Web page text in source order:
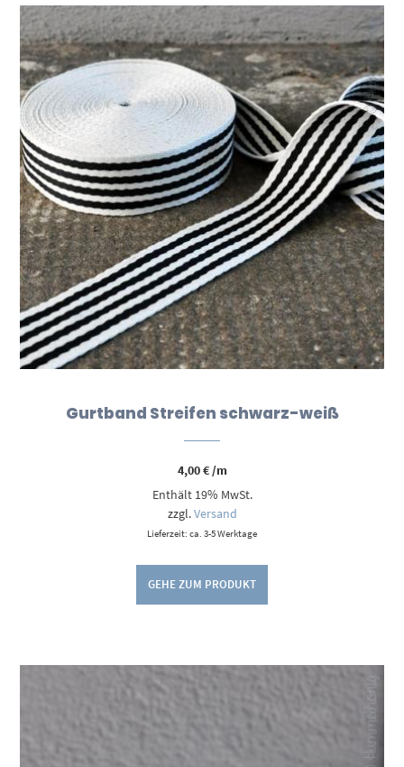
Gurtband Streifen schwarz-weiß
4,00€/m
Enthält 19% MwSt.
zzgl.Versand
Lieferzeit: ca. 3-5 Werktage
GEHE ZUM PRODUKT